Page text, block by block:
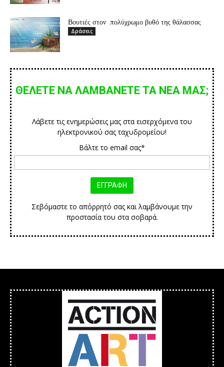
Βουτιές στον πολύχρωμο βυθό της θάλασσας
Δράσεις
ΘΕΛΕΤΕ ΝΑ ΛΑΜΒΑΝΕΤΕ ΤΑ ΝΕΑ ΜΑΣ;
Λάβετε τις ενημερώσεις μας στα εισερχόμενα του
ηλεκτρονικού σας ταχυδρομείου!
Βάλτε το email σας*
Σεβόμαστε το απόρρητό σας και λαμβάνουμε την
προστασία του στα σοβαρά.